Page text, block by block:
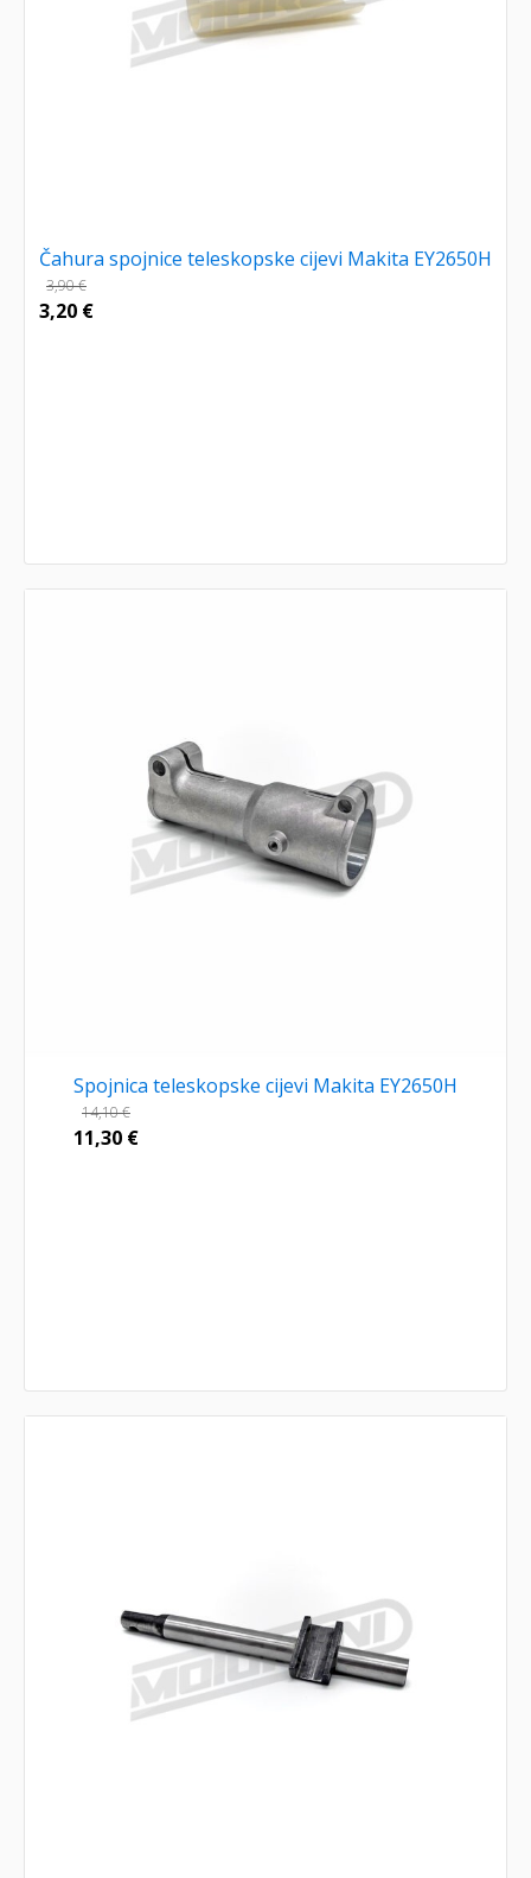
Čahura spojnice teleskopske cijevi Makita EY2650H
3,90€
3,20 €
Spojnica teleskopske cijevi Makita EY2650H
14,10€
11,30 €